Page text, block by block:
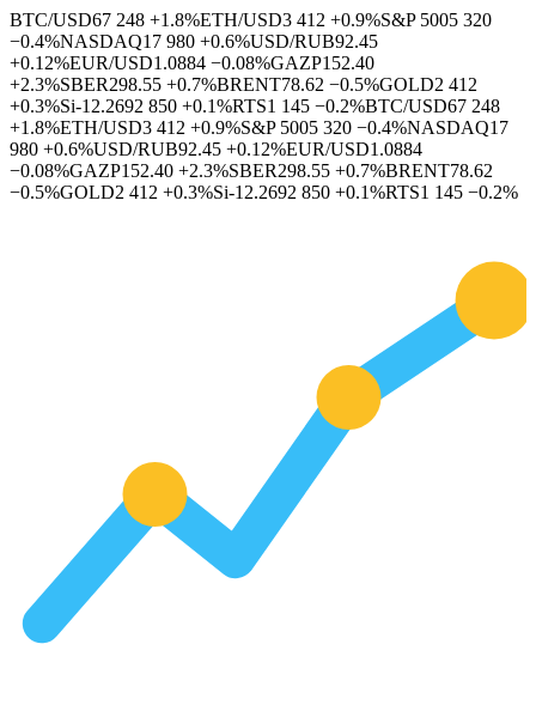
BTC/USD67 248 +1.8%ETH/USD3 412 +0.9%S&P 5005 320
−0.4%NASDAQ17 980 +0.6%USD/RUB92.45
+0.12%EUR/USD1.0884 −0.08%GAZP152.40
+2.3%SBER298.55 +0.7%BRENT78.62 −0.5%GOLD2 412
+0.3%Si-12.2692 850 +0.1%RTS1 145 −0.2%BTC/USD67 248
+1.8%ETH/USD3 412 +0.9%S&P 5005 320 −0.4%NASDAQ17
980 +0.6%USD/RUB92.45 +0.12%EUR/USD1.0884
−0.08%GAZP152.40 +2.3%SBER298.55 +0.7%BRENT78.62
−0.5%GOLD2 412 +0.3%Si-12.2692 850 +0.1%RTS1 145 −0.2%